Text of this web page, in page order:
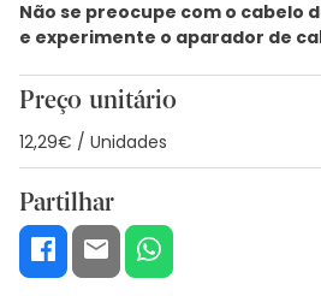
Não se preocupe com o cabelo
e experimente o aparador de
Preço unitário
12,29€ / Unidades
Partilhar